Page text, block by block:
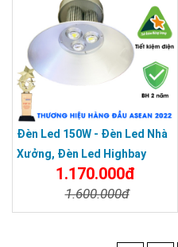
Đèn Led 150W - Đèn Led Nhà
Xưởng, Đèn Led Highbay
1.170.000đ
1.600.000đ